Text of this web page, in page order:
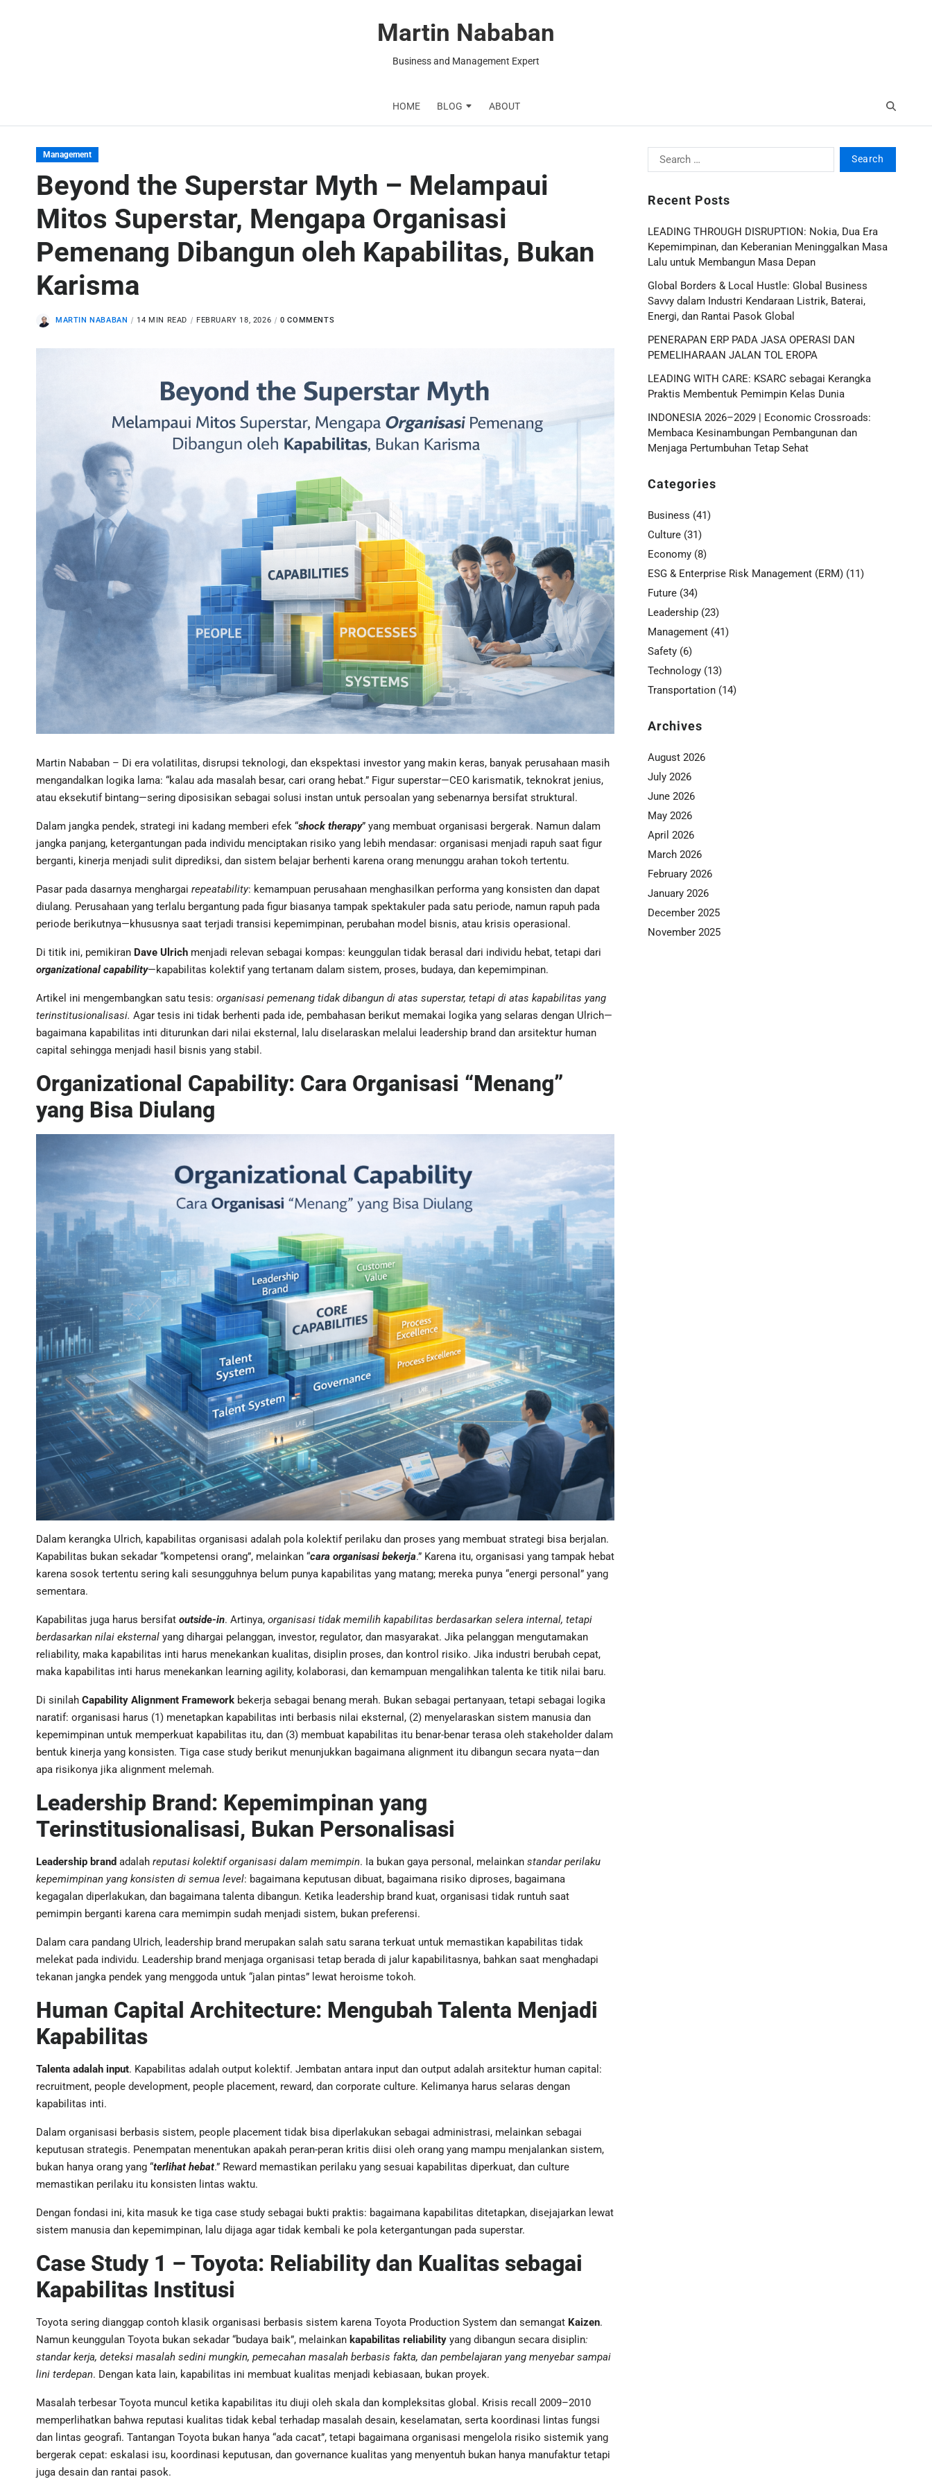
Martin Nababan
Business and Management Expert
HOME BLOG ABOUT
Management
Beyond the Superstar Myth – Melampaui
Mitos Superstar, Mengapa Organisasi
Pemenang Dibangun oleh Kapabilitas, Bukan
Karisma
MARTIN NABABAN 14 MIN READ FEBRUARY 18, 2026 0 COMMENTS
Martin Nababan – Di era volatilitas, disrupsi teknologi, dan ekspektasi investor yang makin keras, banyak perusahaan masih
mengandalkan logika lama: “kalau ada masalah besar, cari orang hebat.” Figur superstar—CEO karismatik, teknokrat jenius,
atau eksekutif bintang—sering diposisikan sebagai solusi instan untuk persoalan yang sebenarnya bersifat struktural.
Dalam jangka pendek, strategi ini kadang memberi efek “shock therapy” yang membuat organisasi bergerak. Namun dalam
jangka panjang, ketergantungan pada individu menciptakan risiko yang lebih mendasar: organisasi menjadi rapuh saat figur
berganti, kinerja menjadi sulit diprediksi, dan sistem belajar berhenti karena orang menunggu arahan tokoh tertentu.
Pasar pada dasarnya menghargai repeatability: kemampuan perusahaan menghasilkan performa yang konsisten dan dapat
diulang. Perusahaan yang terlalu bergantung pada figur biasanya tampak spektakuler pada satu periode, namun rapuh pada
periode berikutnya—khususnya saat terjadi transisi kepemimpinan, perubahan model bisnis, atau krisis operasional.
Di titik ini, pemikiran Dave Ulrich menjadi relevan sebagai kompas: keunggulan tidak berasal dari individu hebat, tetapi dari
organizational capability—kapabilitas kolektif yang tertanam dalam sistem, proses, budaya, dan kepemimpinan.
Artikel ini mengembangkan satu tesis: organisasi pemenang tidak dibangun di atas superstar, tetapi di atas kapabilitas yang
terinstitusionalisasi. Agar tesis ini tidak berhenti pada ide, pembahasan berikut memakai logika yang selaras dengan Ulrich—
bagaimana kapabilitas inti diturunkan dari nilai eksternal, lalu diselaraskan melalui leadership brand dan arsitektur human
capital sehingga menjadi hasil bisnis yang stabil.
Organizational Capability: Cara Organisasi “Menang”
yang Bisa Diulang
Dalam kerangka Ulrich, kapabilitas organisasi adalah pola kolektif perilaku dan proses yang membuat strategi bisa berjalan.
Kapabilitas bukan sekadar “kompetensi orang”, melainkan “cara organisasi bekerja.” Karena itu, organisasi yang tampak hebat
karena sosok tertentu sering kali sesungguhnya belum punya kapabilitas yang matang; mereka punya “energi personal” yang
sementara.
Kapabilitas juga harus bersifat outside-in. Artinya, organisasi tidak memilih kapabilitas berdasarkan selera internal, tetapi
berdasarkan nilai eksternal yang dihargai pelanggan, investor, regulator, dan masyarakat. Jika pelanggan mengutamakan
reliability, maka kapabilitas inti harus menekankan kualitas, disiplin proses, dan kontrol risiko. Jika industri berubah cepat,
maka kapabilitas inti harus menekankan learning agility, kolaborasi, dan kemampuan mengalihkan talenta ke titik nilai baru.
Di sinilah Capability Alignment Framework bekerja sebagai benang merah. Bukan sebagai pertanyaan, tetapi sebagai logika
naratif: organisasi harus (1) menetapkan kapabilitas inti berbasis nilai eksternal, (2) menyelaraskan sistem manusia dan
kepemimpinan untuk memperkuat kapabilitas itu, dan (3) membuat kapabilitas itu benar-benar terasa oleh stakeholder dalam
bentuk kinerja yang konsisten. Tiga case study berikut menunjukkan bagaimana alignment itu dibangun secara nyata—dan
apa risikonya jika alignment melemah.
Leadership Brand: Kepemimpinan yang
Terinstitusionalisasi, Bukan Personalisasi
Leadership brand adalah reputasi kolektif organisasi dalam memimpin. Ia bukan gaya personal, melainkan standar perilaku
kepemimpinan yang konsisten di semua level: bagaimana keputusan dibuat, bagaimana risiko diproses, bagaimana
kegagalan diperlakukan, dan bagaimana talenta dibangun. Ketika leadership brand kuat, organisasi tidak runtuh saat
pemimpin berganti karena cara memimpin sudah menjadi sistem, bukan preferensi.
Dalam cara pandang Ulrich, leadership brand merupakan salah satu sarana terkuat untuk memastikan kapabilitas tidak
melekat pada individu. Leadership brand menjaga organisasi tetap berada di jalur kapabilitasnya, bahkan saat menghadapi
tekanan jangka pendek yang menggoda untuk “jalan pintas” lewat heroisme tokoh.
Human Capital Architecture: Mengubah Talenta Menjadi
Kapabilitas
Talenta adalah input. Kapabilitas adalah output kolektif. Jembatan antara input dan output adalah arsitektur human capital:
recruitment, people development, people placement, reward, dan corporate culture. Kelimanya harus selaras dengan
kapabilitas inti.
Dalam organisasi berbasis sistem, people placement tidak bisa diperlakukan sebagai administrasi, melainkan sebagai
keputusan strategis. Penempatan menentukan apakah peran-peran kritis diisi oleh orang yang mampu menjalankan sistem,
bukan hanya orang yang “terlihat hebat.” Reward memastikan perilaku yang sesuai kapabilitas diperkuat, dan culture
memastikan perilaku itu konsisten lintas waktu.
Dengan fondasi ini, kita masuk ke tiga case study sebagai bukti praktis: bagaimana kapabilitas ditetapkan, disejajarkan lewat
sistem manusia dan kepemimpinan, lalu dijaga agar tidak kembali ke pola ketergantungan pada superstar.
Case Study 1 – Toyota: Reliability dan Kualitas sebagai
Kapabilitas Institusi
Toyota sering dianggap contoh klasik organisasi berbasis sistem karena Toyota Production System dan semangat Kaizen.
Namun keunggulan Toyota bukan sekadar “budaya baik”, melainkan kapabilitas reliability yang dibangun secara disiplin:
standar kerja, deteksi masalah sedini mungkin, pemecahan masalah berbasis fakta, dan pembelajaran yang menyebar sampai
lini terdepan. Dengan kata lain, kapabilitas ini membuat kualitas menjadi kebiasaan, bukan proyek.
Masalah terbesar Toyota muncul ketika kapabilitas itu diuji oleh skala dan kompleksitas global. Krisis recall 2009–2010
memperlihatkan bahwa reputasi kualitas tidak kebal terhadap masalah desain, keselamatan, serta koordinasi lintas fungsi
dan lintas geografi. Tantangan Toyota bukan hanya “ada cacat”, tetapi bagaimana organisasi mengelola risiko sistemik yang
bergerak cepat: eskalasi isu, koordinasi keputusan, dan governance kualitas yang menyentuh bukan hanya manufaktur tetapi
juga desain dan rantai pasok.
Recent Posts
LEADING THROUGH DISRUPTION: Nokia, Dua Era
Kepemimpinan, dan Keberanian Meninggalkan Masa
Lalu untuk Membangun Masa Depan
Global Borders & Local Hustle: Global Business
Savvy dalam Industri Kendaraan Listrik, Baterai,
Energi, dan Rantai Pasok Global
PENERAPAN ERP PADA JASA OPERASI DAN
PEMELIHARAAN JALAN TOL EROPA
LEADING WITH CARE: KSARC sebagai Kerangka
Praktis Membentuk Pemimpin Kelas Dunia
INDONESIA 2026–2029 | Economic Crossroads:
Membaca Kesinambungan Pembangunan dan
Menjaga Pertumbuhan Tetap Sehat
Categories
Business (41)
Culture (31)
Economy (8)
ESG & Enterprise Risk Management (ERM) (11)
Future (34)
Leadership (23)
Management (41)
Safety (6)
Technology (13)
Transportation (14)
Archives
August 2026
July 2026
June 2026
May 2026
April 2026
March 2026
February 2026
January 2026
December 2025
November 2025